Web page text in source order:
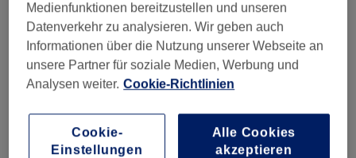
HAIR-BOOST [Upgrade] (8) ab 7,50 €
Balayage (4) ab 165 €
Babylights (7)
Foliensträhnen (7) ab 120 €
Medienfunktionen bereitzustellen und unseren
Datenverkehr zu analysieren. Wir geben auch
Informationen über die Nutzung unserer Webseite an
unsere Partner für soziale Medien, Werbung und
Analysen weiter. Cookie-Richtlinien
Cookie-
Einstellungen
Alle Cookies
akzeptieren